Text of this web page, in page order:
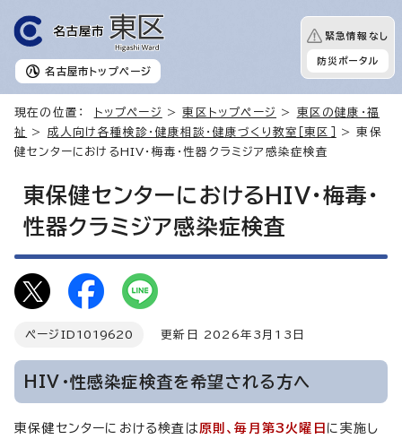
名古屋市 トップページ
緊急情報なし
防災ポータル
現在の位置： トップページ > 東区トップページ >
東区の健康・福
祉
> 成人向け各種検診・健康相談・健康づくり教室［東区］
> 東保
健センターにおけるHIV・梅毒・性器クラミジア感染症検査
東保健センターにおけるHIV・梅毒・
性器クラミジア感染症検査
ページID 1019620 更新日 2026年3月13日
HIV・性感染症検査を希望される方へ
東保健センターにおける検査は 原則、毎月第3火曜日 に実施し